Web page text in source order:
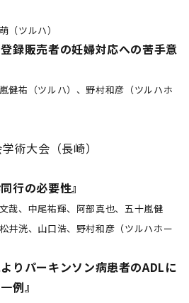
（ツルハ）
録販売者の妊婦対応への苦手意
健祐（ツルハ）、野村和彦（ツルハホ
術大会（長崎）
行の必要性』
哉、中尾祐輝、阿部真也、五十嵐健
井洸、山口浩、野村和彦（ツルハホー
りパーキンソン病患者のADLに
例』